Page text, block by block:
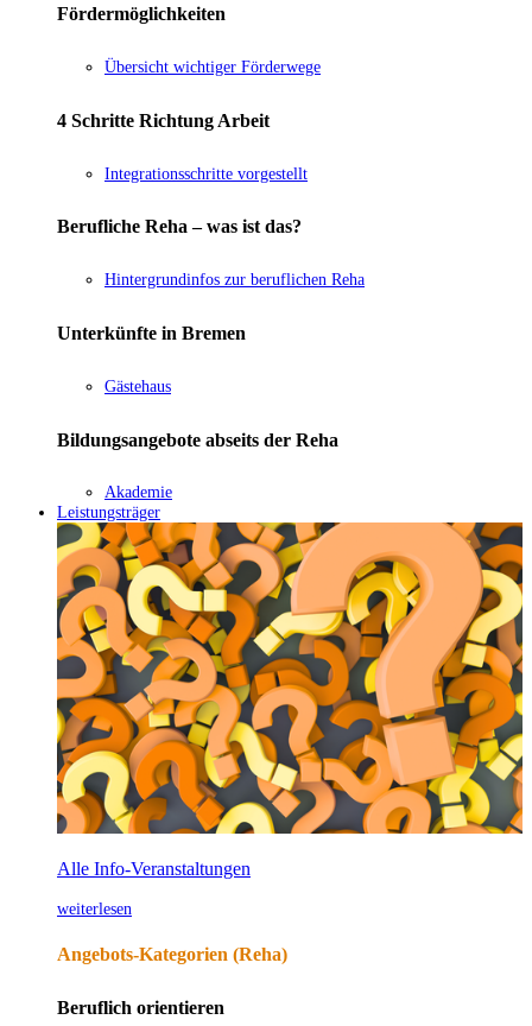
Fördermöglichkeiten
Übersicht wichtiger Förderwege
4 Schritte Richtung Arbeit
Integrationsschritte vorgestellt
Berufliche Reha – was ist das?
Hintergrundinfos zur beruflichen Reha
Unterkünfte in Bremen
Gästehaus
Bildungsangebote abseits der Reha
Akademie
Leistungsträger
Alle Info-Veranstaltungen
weiterlesen
Angebots-Kategorien (Reha)
Beruflich orientieren